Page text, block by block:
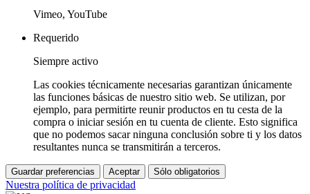
Vimeo, YouTube
Requerido
Siempre activo
Las cookies técnicamente necesarias garantizan únicamente
las funciones básicas de nuestro sitio web. Se utilizan, por
ejemplo, para permitirte reunir productos en tu cesta de la
compra o iniciar sesión en tu cuenta de cliente. Esto significa
que no podemos sacar ninguna conclusión sobre ti y los datos
resultantes nunca se transmitirán a terceros.
Guardar preferencias Aceptar Sólo obligatorios
Nuestra política de privacidad